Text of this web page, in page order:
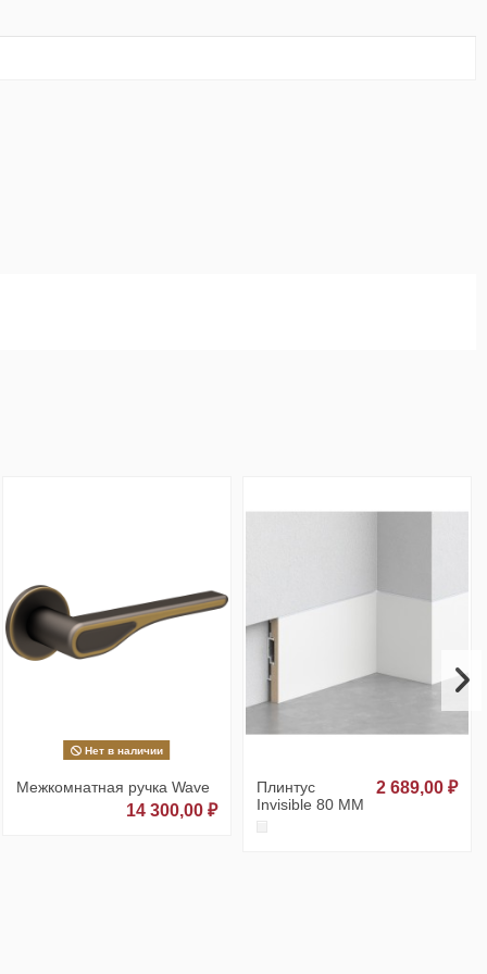
Нет в наличии
Межкомнатная ручка Wave
14 300,00 ₽
Плинтус
Invisible 80 ММ
2 689,00 ₽